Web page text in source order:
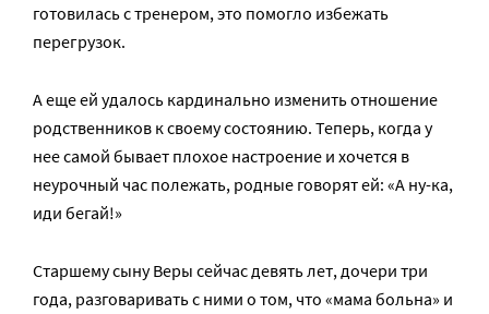
готовилась с тренером, это помогло избежать
перегрузок.
А еще ей удалось кардинально изменить отношение
родственников к своему состоянию. Теперь, когда у
нее самой бывает плохое настроение и хочется в
неурочный час полежать, родные говорят ей: «А ну-ка,
иди бегай!»
Старшему сыну Веры сейчас девять лет, дочери три
года, разговаривать с ними о том, что «мама больна» и